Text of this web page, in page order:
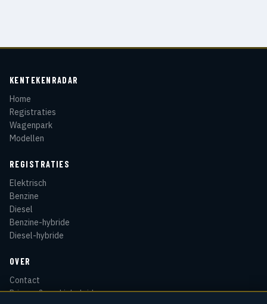
KENTEKENRADAR
Home
Registraties
Wagenpark
Modellen
REGISTRATIES
Elektrisch
Benzine
Diesel
Benzine-hybride
Diesel-hybride
OVER
Contact
Privacy & cookiebeleid